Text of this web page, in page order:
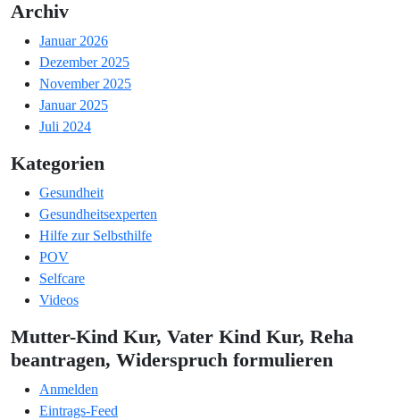
Archiv
Januar 2026
Dezember 2025
November 2025
Januar 2025
Juli 2024
Kategorien
Gesundheit
Gesundheitsexperten
Hilfe zur Selbsthilfe
POV
Selfcare
Videos
Mutter-Kind Kur, Vater Kind Kur, Reha
beantragen, Widerspruch formulieren
Anmelden
Eintrags-Feed